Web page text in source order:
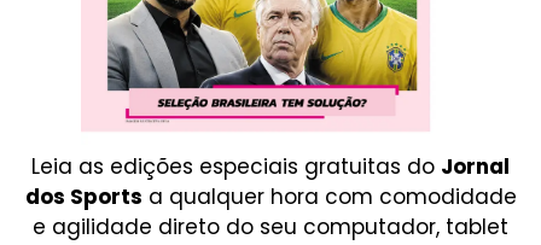
Leia as edições especiais gratuitas do Jornal
dos Sports a qualquer hora com comodidade
e agilidade direto do seu computador, tablet